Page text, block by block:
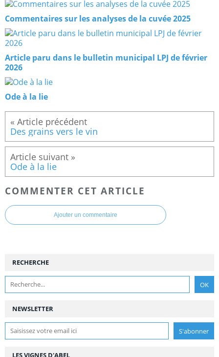
Commentaires sur les analyses de la cuvée 2025
Article paru dans le bulletin municipal LPJ de février
2026
Ode à la lie
Des grains vers le vin
Ode à la lie
COMMENTER CET ARTICLE
Ajouter un commentaire
NEWSLETTER
RECHERCHE
LES VIGNES D'ABEL